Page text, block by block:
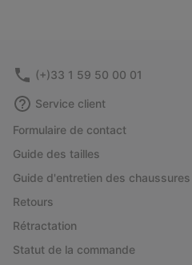
(+)33 1 59 50 00 01
Service client
Formulaire de contact
Guide des tailles
Guide d'entretien des chaussures
Retours
Rétractation
Statut de la commande